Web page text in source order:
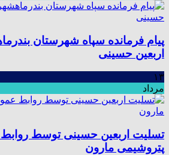
پیام فرمانده سپاه شهرستان
اربعین حسینی
۱۳
مرداد
تسلیت اربعین حسینی توسط
پتروشیمی مارون